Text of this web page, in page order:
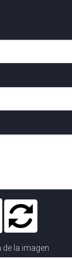
la imagen